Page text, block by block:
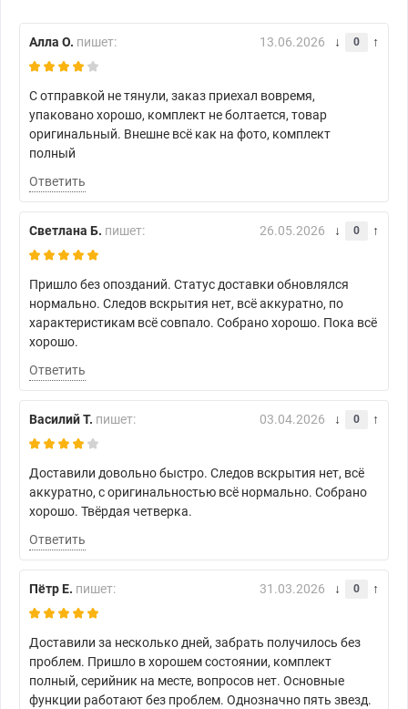
Алла О. пишет: 13.06.2026 0
С отправкой не тянули, заказ приехал вовремя,
упаковано хорошо, комплект не болтается, товар
оригинальный. Внешне всё как на фото, комплект
полный
Ответить
Светлана Б. пишет: 26.05.2026 0
Пришло без опозданий. Статус доставки обновлялся
нормально. Следов вскрытия нет, всё аккуратно, по
характеристикам всё совпало. Собрано хорошо. Пока всё
хорошо.
Ответить
Василий Т. пишет: 03.04.2026 0
Доставили довольно быстро. Следов вскрытия нет, всё
аккуратно, с оригинальностью всё нормально. Собрано
хорошо. Твёрдая четверка.
Ответить
Пётр Е. пишет: 31.03.2026 0
Доставили за несколько дней, забрать получилось без
проблем. Пришло в хорошем состоянии, комплект
полный, серийник на месте, вопросов нет. Основные
функции работают без проблем. Однозначно пять звезд.